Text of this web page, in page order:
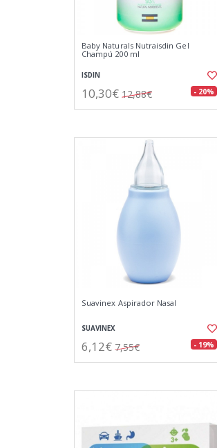
Baby Naturals Nutraisdin Gel
Champú 200 ml
ISDIN
10,30€ 12,88€ - 20%
Suavinex Aspirador Nasal
SUAVINEX
6,12€ 7,55€ - 19%